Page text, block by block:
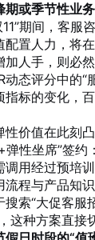
或季节性业
期间，客服
配置人力，将
加人手，则必
态评分中的“
指标的变化，
性价值在此刻
弹性坐席”签
调用经过预培
流程与产品知
索“大促客服
这种方案直接